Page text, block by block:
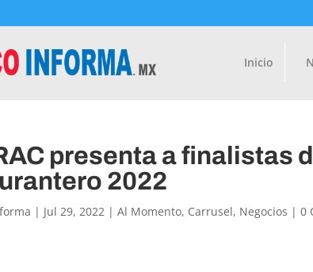
Inicio
presenta a finalistas
2022
| Jul 29, 2022 |Al Momento, Carrusel, Negocios |0